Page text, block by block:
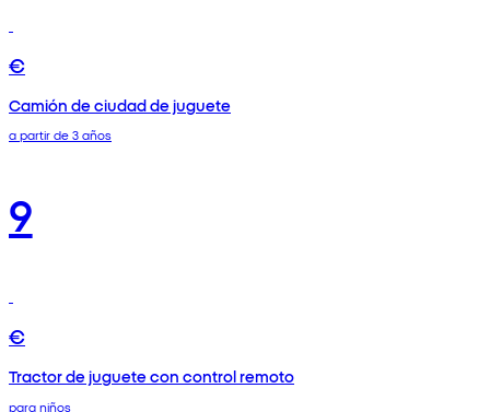
€
Camión de ciudad de juguete
a partir de 3 años
9
€
Tractor de juguete con control remoto
para niños